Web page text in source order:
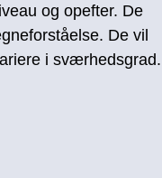
og opefter. De
De vil
i sværhedsgrad.